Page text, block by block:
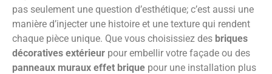
pas seulement une question d’esthétique; c’est aussi une
manière d’injecter une histoire et une texture qui rendent
chaque pièce unique. Que vous choisissiez des briques
décoratives extérieur pour embellir votre façade ou des
panneaux muraux effet brique pour une installation plus